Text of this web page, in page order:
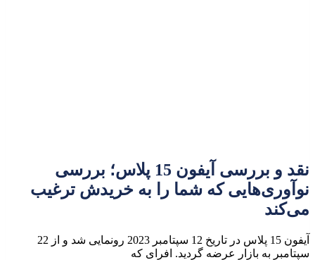
نقد و بررسی آیفون 15 پلاس؛ بررسی
نوآوری‌هایی که شما را به خریدش ترغیب
می‌کند
آیفون 15 پلاس در تاریخ 12 سپتامبر 2023 رونمایی شد و از 22
سپتامبر به بازار عرضه گردید. افرای که